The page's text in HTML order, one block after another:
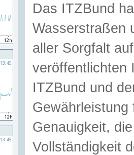
Das ITZBund
Wasserstraßen
aller Sorgfalt
veröffentlichten
ITZBund und
Genauigkeit,
Vollständigkeit